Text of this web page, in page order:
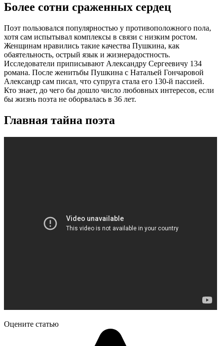
Более сотни сраженных сердец
Поэт пользовался популярностью у противоположного пола,
хотя сам испытывал комплексы в связи с низким ростом.
Женщинам нравились такие качества Пушкина, как
обаятельность, острый язык и жизнерадостность.
Исследователи приписывают Александру Сергеевичу 134
романа. После женитьбы Пушкина с Натальей Гончаровой
Александр сам писал, что супруга стала его 130-й пассией.
Кто знает, до чего бы дошло число любовных интересов, если
бы жизнь поэта не оборвалась в 36 лет.
Главная тайна поэта
Оцените статью